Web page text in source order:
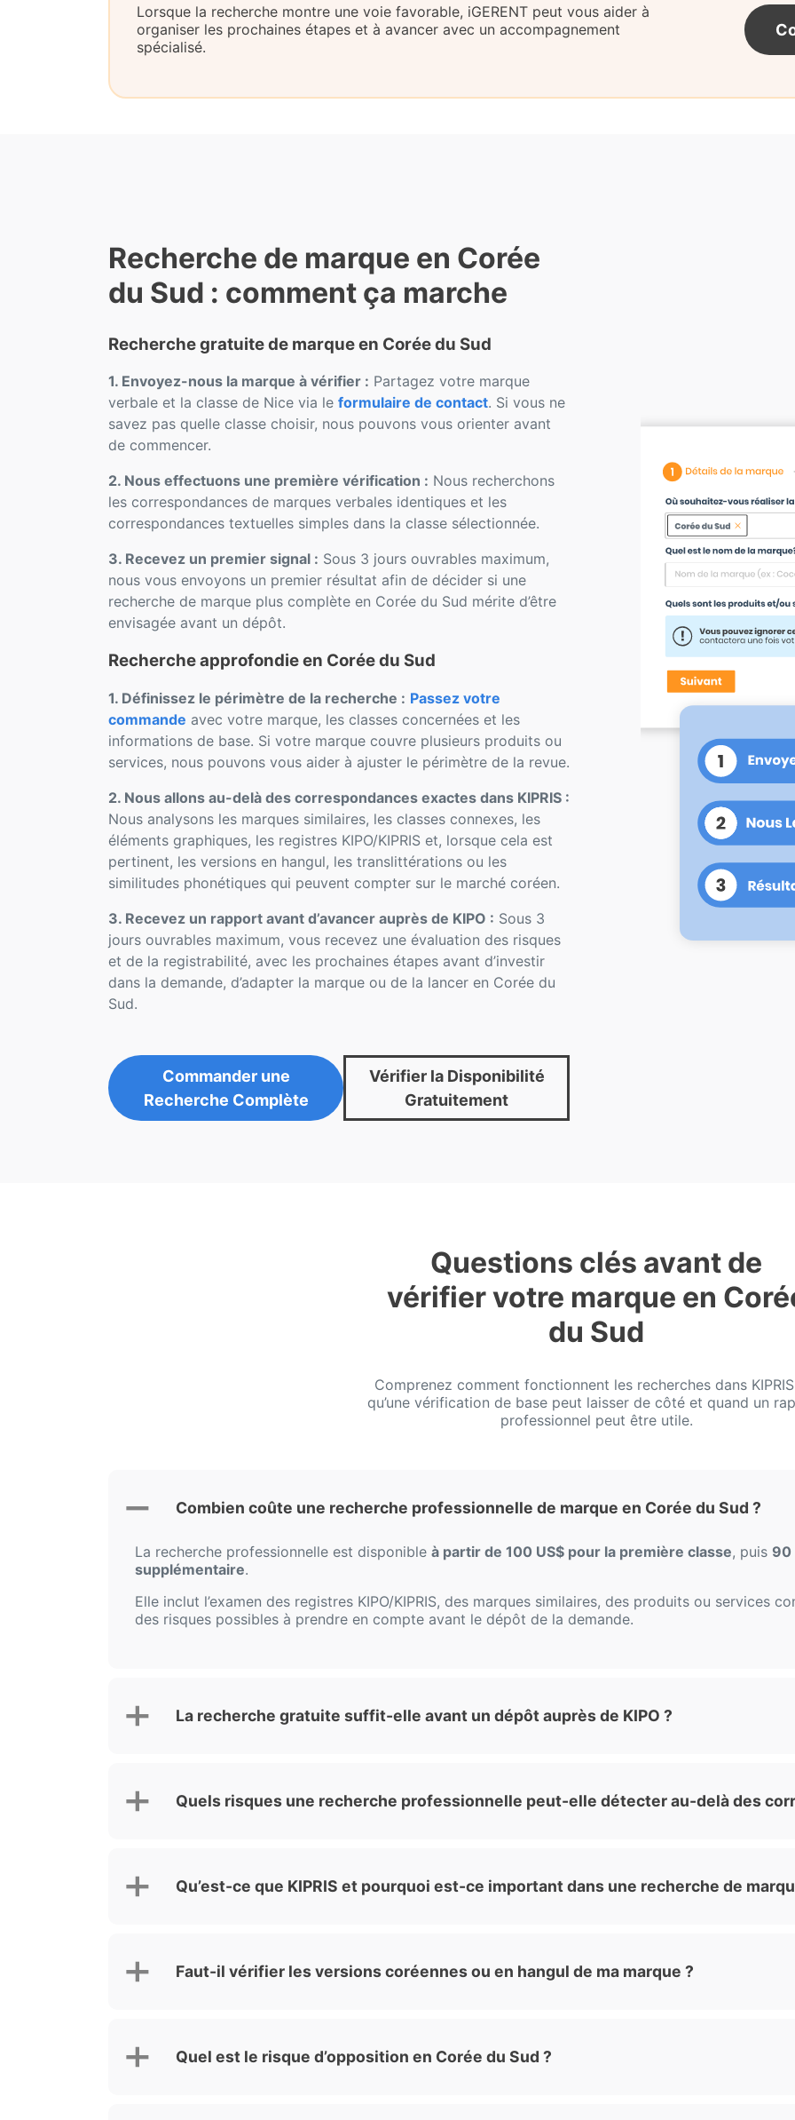
Lorsque la recherche montre une voie favorable, iGERENT peut vous aider à
organiser les prochaines étapes et à avancer avec un accompagnement
spécialisé.
Recherche de marque en Corée
du Sud : comment ça marche
Recherche gratuite de marque en Corée du Sud
1. Envoyez-nous la marque à vérifier : Partagez votre marque
verbale et la classe de Nice via le formulaire de contact. Si vous ne
savez pas quelle classe choisir, nous pouvons vous orienter avant
de commencer.
2. Nous effectuons une première vérification : Nous recherchons
les correspondances de marques verbales identiques et les
correspondances textuelles simples dans la classe sélectionnée.
3. Recevez un premier signal : Sous 3 jours ouvrables maximum,
nous vous envoyons un premier résultat afin de décider si une
recherche de marque plus complète en Corée du Sud mérite d’être
envisagée avant un dépôt.
Recherche approfondie en Corée du Sud
1. Définissez le périmètre de la recherche : Passez votre
commande avec votre marque, les classes concernées et les
informations de base. Si votre marque couvre plusieurs produits ou
services, nous pouvons vous aider à ajuster le périmètre de la revue.
2. Nous allons au-delà des correspondances exactes dans KIPRIS :
Nous analysons les marques similaires, les classes connexes, les
éléments graphiques, les registres KIPO/KIPRIS et, lorsque cela est
pertinent, les versions en hangul, les translittérations ou les
similitudes phonétiques qui peuvent compter sur le marché coréen.
3. Recevez un rapport avant d’avancer auprès de KIPO : Sous 3
jours ouvrables maximum, vous recevez une évaluation des risques
et de la registrabilité, avec les prochaines étapes avant d’investir
dans la demande, d’adapter la marque ou de la lancer en Corée du
Sud.
Commander une
Recherche Complète
Vérifier la Disponibilité
Gratuitement
Questions clés avant de
vérifier votre marque en
du Sud
Comprenez comment fonctionnent les recherches dans
qu’une vérification de base peut laisser de côté et quand un
professionnel peut être utile.
Combien coûte une recherche professionnelle de marque en Corée du Sud ?
La recherche professionnelle est disponible à partir de 100 US$ pour la première classe, puis 90
supplémentaire.
Elle inclut l’examen des registres KIPO/KIPRIS, des marques similaires, des produits ou services
des risques possibles à prendre en compte avant le dépôt de la demande.
La recherche gratuite suffit-elle avant un dépôt auprès de KIPO ?
Quels risques une recherche professionnelle peut-elle détecter au-delà des
Qu’est-ce que KIPRIS et pourquoi est-ce important dans une recherche de
Faut-il vérifier les versions coréennes ou en hangul de ma marque ?
Quel est le risque d’opposition en Corée du Sud ?